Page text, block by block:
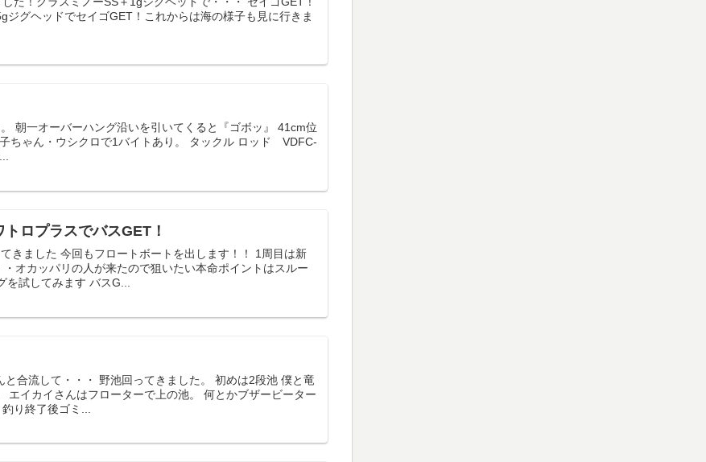
ジグヘッドでセイゴGET！これからは海の様子も見に行きま
朝一オーバーハング沿いを引いてくると『ゴボッ』 41cm位
ちゃん・ウシクロで1バイトあり。 タックル ロッド VDFC-
ロプラスでバスGET！
きました 今回もフロートボートを出します！！ 1周目は新
オカッパリの人が来たので狙いたい本命ポイントはスルー
試してみます バスG...
合流して・・・ 野池回ってきました。 初めは2段池 僕と竜
エイカイさんはフローターで上の池。 何とかブザービーター
り終了後ゴミ...